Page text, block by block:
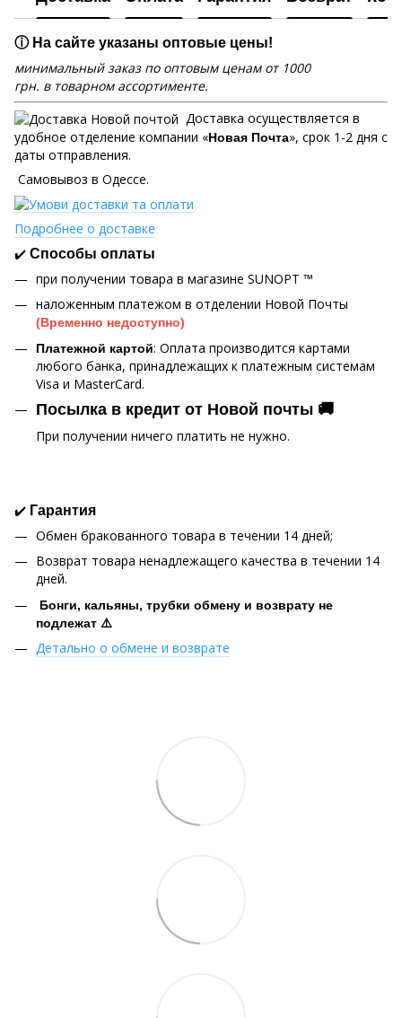
ⓘ На сайте указаны оптовые цены!
минимальный заказ по оптовым ценам от 1000
грн. в товарном ассортименте.
Доставка осуществляется в
удобное отделение компании «Новая Почта», срок 1-2 дня с
даты отправления.
Самовывоз в Одессе.
Подробнее о доставке
✔️ Способы оплаты
при получении товара в магазине SUNOPT ™
наложенным платежом в отделении Новой Почты
(Временно недоступно)
Платежной картой: Оплата производится картами
любого банка, принадлежащих к платежным системам
Visa и MasterCard.
Посылка в кредит от Новой почты 🚚
При получении ничего платить не нужно.
✔️ Гарантия
Обмен бракованного товара в течении 14 дней;
Возврат товара ненадлежащего качества в течении 14
дней.
Бонги, кальяны, трубки обмену и возврату не
подлежат ⚠️
Детально о обмене и возврате